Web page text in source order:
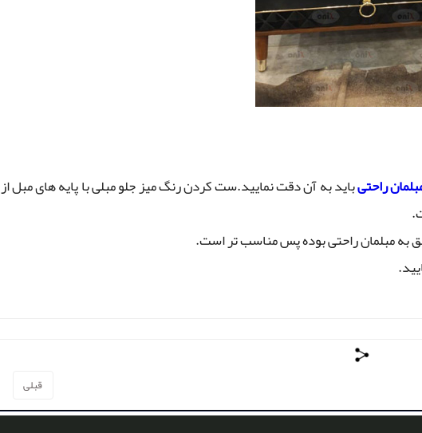
راحتیباید به آن دقت نمایید.ست کردن رنگ میز جلو مبلی با پایه های مبل از
به مبلمان راحتی بوده پس مناسب تر است.
قبلی